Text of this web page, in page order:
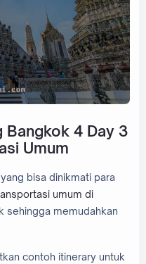
Bangkok 4 Day 3
Umum
bisa dinikmati para
umum di
sehingga memudahkan
contoh itinerary untuk